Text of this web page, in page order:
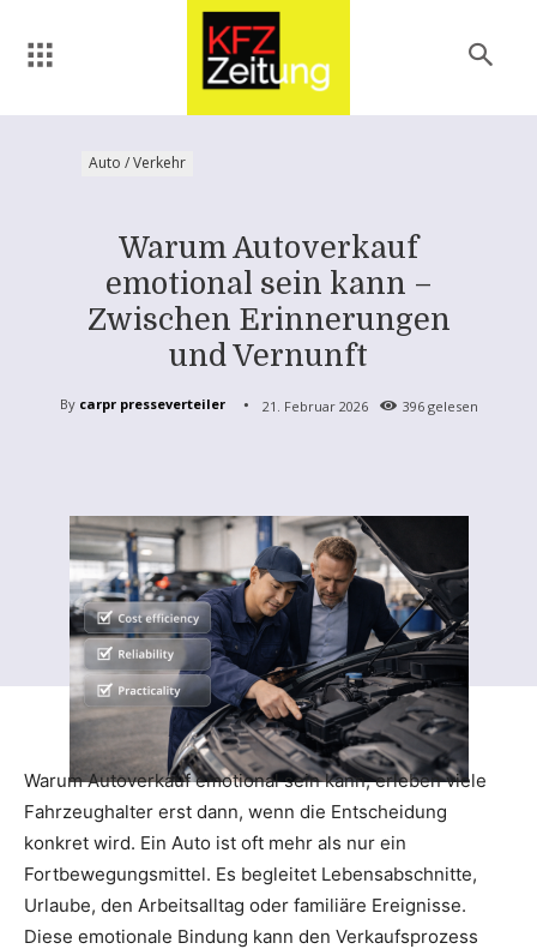
Auto / Verkehr
Warum Autoverkauf
emotional sein kann –
Zwischen Erinnerungen
und Vernunft
By carpr presseverteiler 21. Februar 2026 396gelesen
Warum Autoverkauf emotional sein kann, erleben viele
Fahrzeughalter erst dann, wenn die Entscheidung
konkret wird. Ein Auto ist oft mehr als nur ein
Fortbewegungsmittel. Es begleitet Lebensabschnitte,
Urlaube, den Arbeitsalltag oder familiäre Ereignisse.
Diese emotionale Bindung kann den Verkaufsprozess